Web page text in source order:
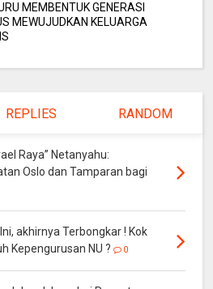
MEMBENTUK GENERASI
MEWUJUDKAN KELUARGA
REPLIES RANDOM
Raya” Netanyahu:
Oslo dan Tamparan bagi
akhirnya Terbongkar ! Kok
Kepengurusan NU ?
0